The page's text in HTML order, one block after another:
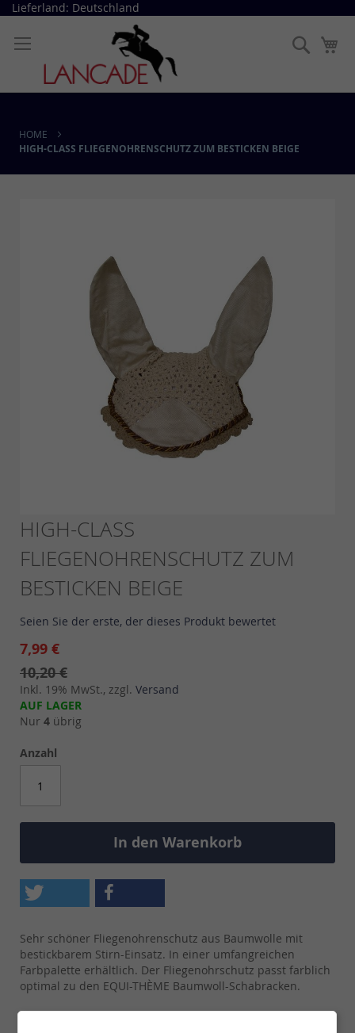
Direkt
Inhalt
Lieferland: Deutschland
Suche
HOME
HIGH-CLASS FLIEGENOHRENSCHUTZ ZUM BESTICKEN BEIGE
Skip
to
the
beginning
of
the
images
HIGH-CLASS
FLIEGENOHRENSCHUTZ ZUM
BESTICKEN BEIGE
Seien Sie der erste, der dieses Produkt bewertet
7,99 €
10,20 €
Inkl. 19% MwSt., zzgl. Versand
AUF LAGER
Nur 4 übrig
Anzahl
In den Warenkorb
Sehr schöner Fliegenohrenschutz aus Baumwolle mit
bestickbarem Stirn-Einsatz. In einer umfangreichen
Farbpalette erhältlich. Der Fliegenohrschutz passt farblich
optimal zu den EQUI-THÈME Baumwoll-Schabracken.